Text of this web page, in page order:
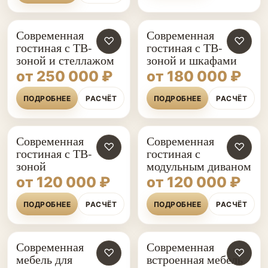
♡
Современная
гостиная с ТВ-
зоной и стеллажом
от 250 000 ₽
ПОДРОБНЕЕ РАСЧЁТ
♡
Современная
гостиная с ТВ-
зоной и шкафами
от 180 000 ₽
ПОДРОБНЕЕ РАСЧЁТ
♡
Современная
гостиная с ТВ-
зоной
от 120 000 ₽
ПОДРОБНЕЕ РАСЧЁТ
♡
Современная
гостиная с
модульным диваном
от 120 000 ₽
ПОДРОБНЕЕ РАСЧЁТ
♡
Современная
мебель для ♡
Современная
встроенная мебель